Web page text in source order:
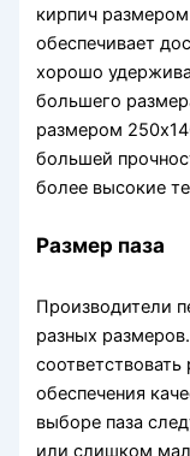
кирпич
обеспечивает
хорошо
большего
размером
большей
более высокие
Размер паза
Производители
разных
обеспечения
выборе паза
или слишком